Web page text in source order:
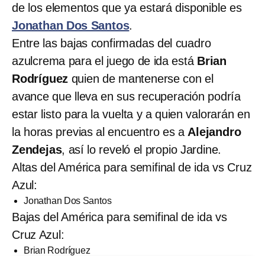
de los elementos que ya estará disponible es
Jonathan Dos Santos.
Entre las bajas confirmadas del cuadro
azulcrema para el juego de ida está Brian
Rodríguez quien de mantenerse con el
avance que lleva en sus recuperación podría
estar listo para la vuelta y a quien valorarán en
la horas previas al encuentro es a Alejandro
Zendejas, así lo reveló el propio Jardine.
Altas del América para semifinal de ida vs Cruz
Azul:
Jonathan Dos Santos
Bajas del América para semifinal de ida vs
Cruz Azul:
Brian Rodríguez